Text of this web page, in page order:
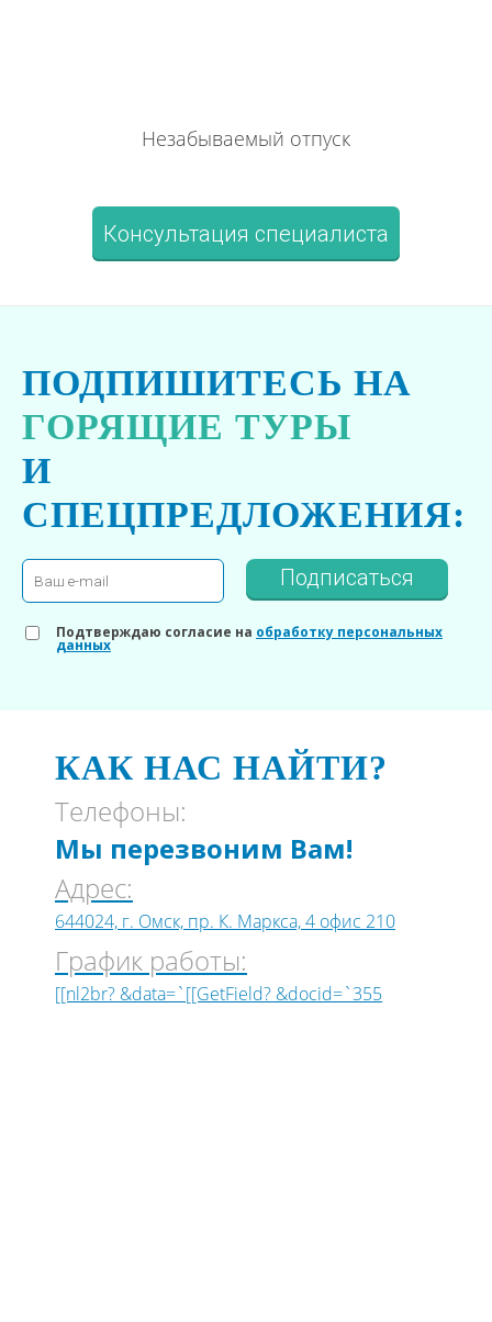
Незабываемый отпуск
Консультация специалиста
ПОДПИШИТЕСЬ НА
ГОРЯЩИЕ ТУРЫ
И
СПЕЦПРЕДЛОЖЕНИЯ:
Подписаться
Подтверждаю согласие на обработку персональных
данных
КАК НАС НАЙТИ?
Телефоны:
Мы перезвоним Вам!
Адрес:
644024, г. Омск, пр. К. Маркса, 4 офис 210
График работы:
[[nl2br? &data=`[[GetField? &docid=`355